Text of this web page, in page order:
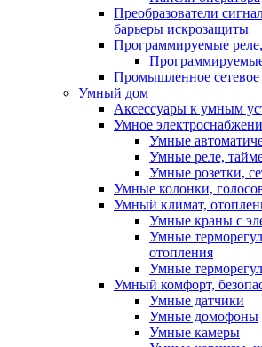
Преобразователи
барьеры искрозащиты
Программируемые
Промышленное сетевое
Умный дом
Аксессуары к умным
Умное
Умные
Умные реле,
Умные розетки,
Умные колонки,
Умный климат,
Умные краны с
Умные
отопления
Умные
Умный комфорт,
Умные датчики
Умные домофоны
Умные камеры